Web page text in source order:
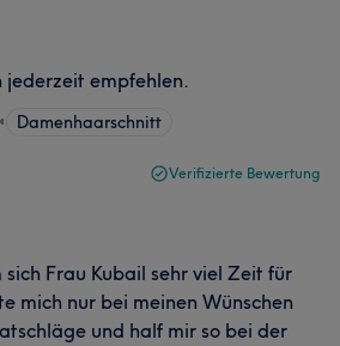
jederzeit empfehlen.
• Damenhaarschnitt
Verifizierte Bewertung
Frau Kubail sehr viel Zeit für
mich nur bei meinen Wünschen
und half mir so bei der